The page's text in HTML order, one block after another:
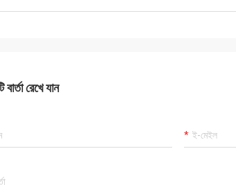
বার্তা রেখে যান